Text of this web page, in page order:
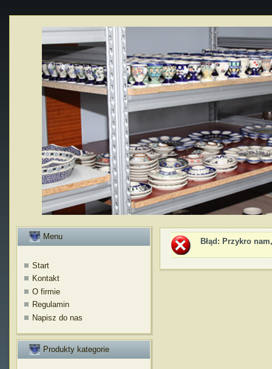
Menu
Start
Kontakt
O firmie
Regulamin
Napisz do nas
Produkty kategorie
Błąd : Przykro